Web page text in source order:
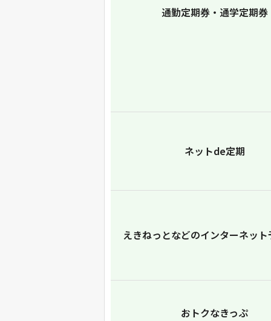
通勤定期券・通学定期券
ネットde定期
えきねっとなどのインターネッ
おトクなきっぷ